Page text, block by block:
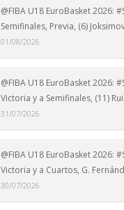
@FIBA U18 EuroBasket 2026:
Semifinales, Previa, (6)
01/08/2026
@FIBA U18 EuroBasket 2026:
Victoria y a Semifinales, (11)
31/07/2026
@FIBA U18 EuroBasket 2026:
Victoria y a Cuartos, G.
30/07/2026